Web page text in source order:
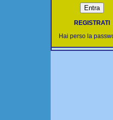
REGISTRATI
Hai perso la